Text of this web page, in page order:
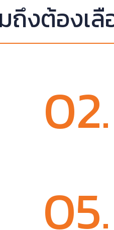
ถึงต้องเ
02.
05.